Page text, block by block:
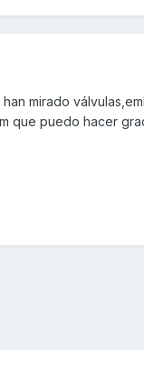
mirado
que puedo hacer